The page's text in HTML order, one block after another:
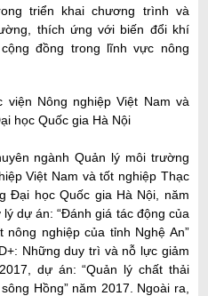
triển khai chương trình và
thích ứng với biến đổi khí
đồng trong lĩnh vực nông
Nông nghiệp Việt Nam và
học Quốc gia Hà Nội
ngành Quản lý môi trường
Việt Nam và tốt nghiệp Thạc
Đại học Quốc gia Hà Nội, năm
dự án: “Đánh giá tác động của
nghiệp của tỉnh Nghệ An”
Những duy trì và nỗ lực giảm
dự án: “Quản lý chất thải
Hồng” năm 2017. Ngoài ra,